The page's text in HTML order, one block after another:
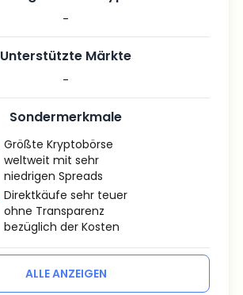
-
Unterstützte Märkte
-
Sondermerkmale
Größte Kryptobörse
weltweit mit sehr
niedrigen Spreads
Direktkäufe sehr teuer
ohne Transparenz
bezüglich der Kosten
ALLE ANZEIGEN